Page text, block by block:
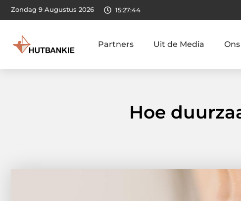
Zondag 9 Augustus 2026 15:27:46
Partners Uit de Media
Hoe